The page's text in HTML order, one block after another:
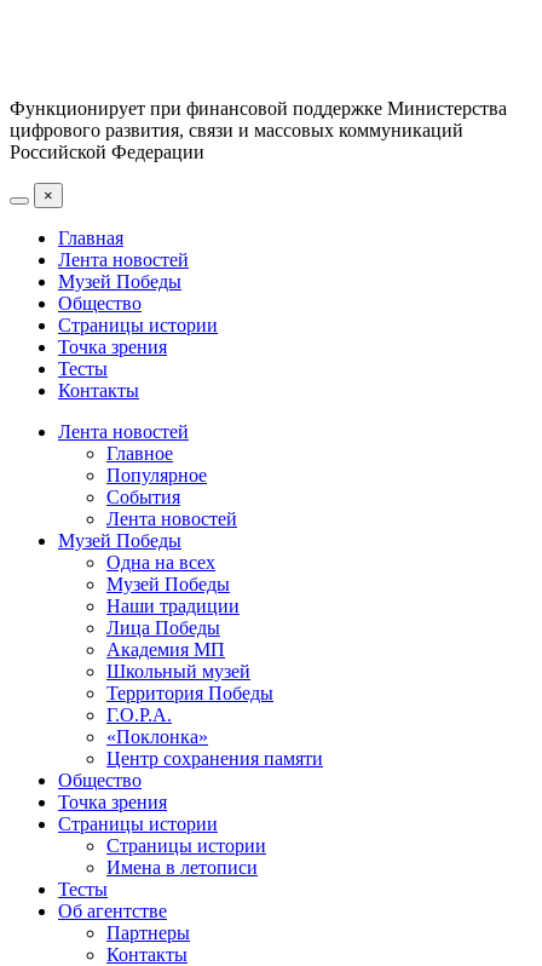
Функционирует при финансовой поддержке Министерства
цифрового развития, связи и массовых коммуникаций
Российской Федерации
×
Главная
Лента новостей
Музей Победы
Общество
Страницы истории
Точка зрения
Тесты
Контакты
Лента новостей
Главное
Популярное
События
Лента новостей
Музей Победы
Одна на всех
Музей Победы
Наши традиции
Лица Победы
Академия МП
Школьный музей
Территория Победы
Г.О.Р.А.
«Поклонка»
Центр сохранения памяти
Общество
Точка зрения
Страницы истории
Страницы истории
Имена в летописи
Тесты
Об агентстве
Партнеры
Контакты